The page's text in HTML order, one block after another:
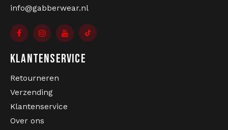
info@gabberwear.nl
KLANTENSERVICE
Retourneren
Verzending
Klantenservice
Over ons